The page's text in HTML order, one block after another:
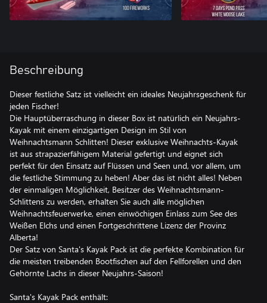
Beschreibung
Dieser festliche Satz ist vielleicht ein ideales Neujahrsgeschenk für
jeden Fischer!
Die Hauptüberraschung in dieser Box ist natürlich ein Neujahrs-
Kayak mit einem einzigartigen Design im Stil von
Weihnachtsmann Schlitten! Dieser exklusive Weihnachts-Kayak
ist aus strapazierfähigem Material gefertigt und eignet sich
perfekt für den Einsatz auf Flüssen und Seen und, vor allem, um
die festliche Stimmung zu heben! Aber das ist nicht alles! Neben
der einmaligen Möglichkeit, Besitzer des Weihnachtsmann-
Schlittens zu werden, erhalten Sie auch alle möglichen
Weihnachtsfeuerwerke, einen einwöchigen Einlass zum See des
Weißen Elchs und einen Fortgeschrittene Lizenz der Provinz
Alberta!
Der Satz von Santa's Kayak Pack ist die perfekte Kombination für
die meisten treibenden Bootfischen auf den Fellforellen und den
Gehörnte Lachs in dieser Neujahrs-Saison!
Santa's Kayak Pack enthält: